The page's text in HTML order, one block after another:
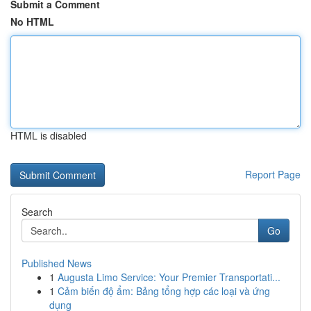
Submit a Comment
No HTML
HTML is disabled
Report Page
Search
Go
Published News
1 Augusta Limo Service: Your Premier Transportati...
1 Cảm biến độ ẩm: Bảng tổng hợp các loại và ứng
dụng